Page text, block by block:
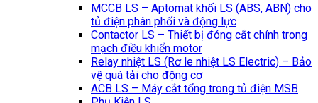
MCCB LS – Aptomat khối LS (ABS, ABN) cho
tủ điện phân phối và động lực
Contactor LS – Thiết bị đóng cắt chính trong
mạch điều khiển motor
Relay nhiệt LS (Rơ le nhiệt LS Electric) – Bảo
vệ quá tải cho động cơ
ACB LS – Máy cắt tổng trong tủ điện MSB